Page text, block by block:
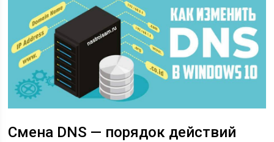
Смена DNS — порядок действий